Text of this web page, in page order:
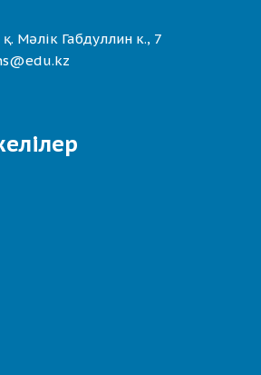
Мәлік Габдуллин к., 7